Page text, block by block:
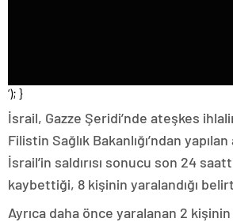
‘); }
İsrail, Gazze Şeridi’nde ateşkes
Filistin Sağlık Bakanlığı’ndan
İsrail’in saldırısı sonucu son 24
kaybettiği, 8 kişinin yaralandığı
Ayrıca daha önce yaralanan 2